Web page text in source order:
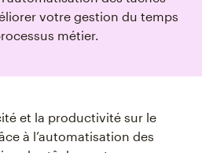
votre gestion du temps
métier.
et la productivité sur le
à l’automatisation des